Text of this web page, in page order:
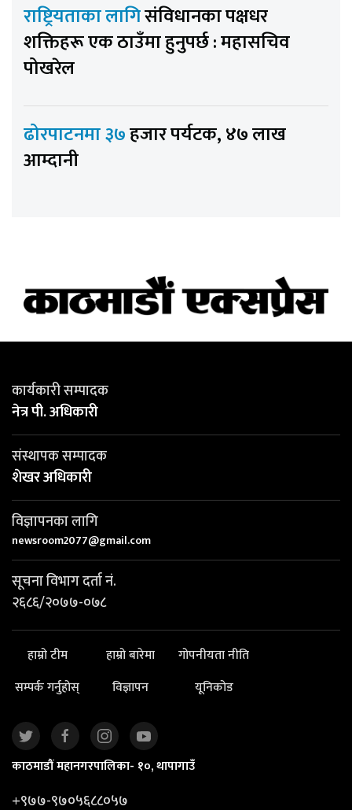
राष्ट्रियताका लागिसंविधानका पक्षधर
शक्तिहरू एक ठाउँमा हुनुपर्छ : महासचिव
पोखरेल
ढोरपाटनमा ३७हजार पर्यटक, ४७ लाख
आम्दानी
कार्यकारी सम्पादक
नेत्र पी. अधिकारी
संस्थापक सम्पादक
शेखर अधिकारी
विज्ञापनका लागि
newsroom2077@gmail.com
सूचना विभाग दर्ता नं.
२६८६/२०७७-०७८
हाम्रो टीम हाम्रो बारेमा
गोपनीयता नीति
सम्पर्क गर्नुहोस्
विज्ञापन यूनिकोड
काठमाडौं महानगरपालिका- १०, थापागाउँ
+९७७-९७०५६८८०५७